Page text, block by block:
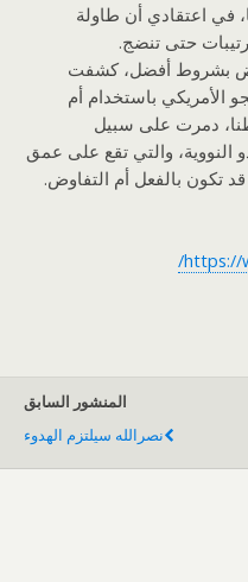
في اعتقادي أن طاولة
حتى تنضج.
بشروط أفضل، كشفت
الأمريكي باستخدام أم
دمرت على سبيل
النووية، والتي تقع على عمق
تكون بالفعل أم التفاوض.
https://
المنشور السابق
نصرالله سيلتزم الهدوء